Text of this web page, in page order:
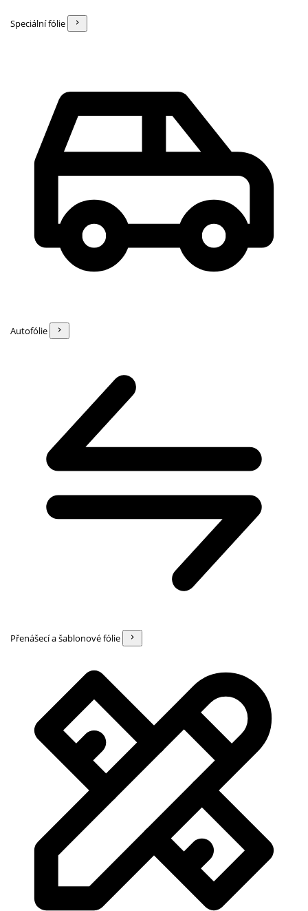
Speciální fólie
Autofólie
Přenášecí a šablonové fólie